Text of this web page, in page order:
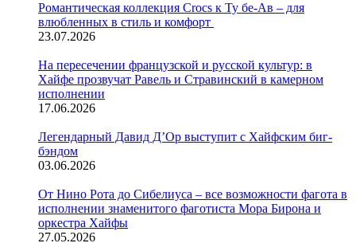
Романтическая коллекция Crocs к Ту бе-Ав – для
влюбленных в стиль и комфорт
23.07.2026
На пересечении французской и русской культур: в
Хайфе прозвучат Равель и Стравинский в камерном
исполнении
17.06.2026
Легендарный Давид Д’Ор выступит с Хайфским биг-
бэндом
03.06.2026
От Нино Рота до Сибелиуса – все возможности фагота в
исполнении знаменитого фаготиста Мора Бирона и
оркестра Хайфы
27.05.2026